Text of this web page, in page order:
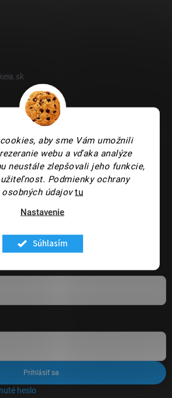
aby sme Vám umožnili
webu a vďaka analýze
neustále zlepšovali jeho funkcie,
Podmienky ochrany
osobných údajov tu
Nastavenie
Súhlasím
Prihlásiť sa
heslo